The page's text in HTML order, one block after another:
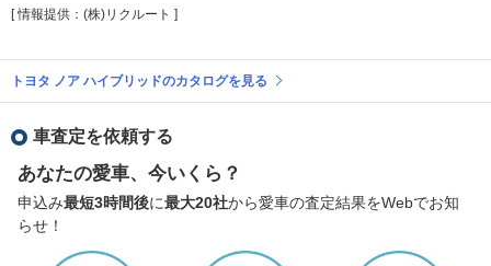
[ 情報提供：(株)リクルート ]
トヨタ ノア ハイブリッドのカタログを見る
車査定を依頼する
あなたの愛車、今いくら？
申込み最短3時間後に最大20社から愛車の査定結果をWebでお知
らせ！